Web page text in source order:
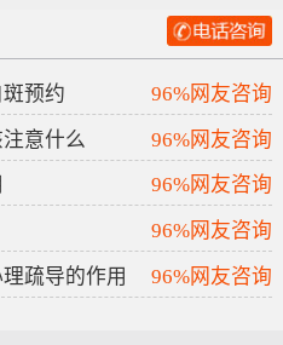
预约
96%网友咨询
意什么
96%网友咨询
96%网友咨询
96%网友咨询
疏导的作用
96%网友咨询